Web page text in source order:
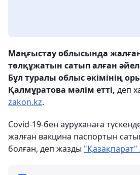
Маңғыстау облысында
төлқұжатын сатып алған
Бұл туралы облыс әкімінің
Қалмұратова мәлім етті, деп
zakon.kz.
Сovid-19-бен ауруханаға
жалған вакцина паспортын
болған, деп жазды "Қазақпарат"